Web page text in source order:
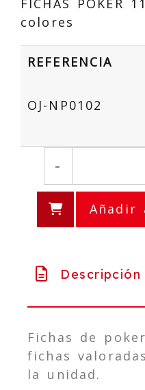
colores
REFERENCIA
OJ-NP0102
-
Añadir
Descripción
Fichas de
fichas
la unidad.